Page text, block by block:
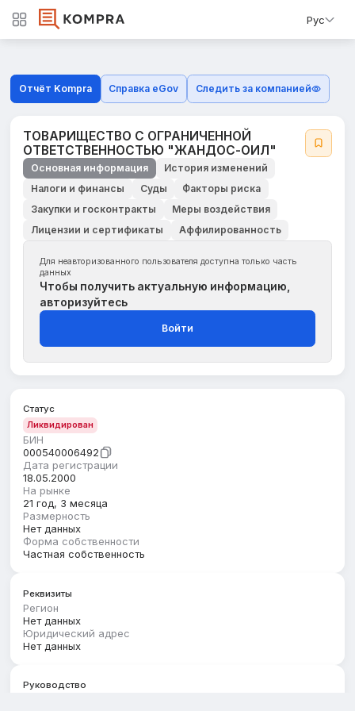
Рус
Отчёт Kompra Справка eGov Следить за компанией
ТОВАРИЩЕСТВО С ОГРАНИЧЕННОЙ
ОТВЕТСТВЕННОСТЬЮ "ЖАНДОС-ОИЛ"
Основная информация
История изменений
Налоги и финансы
Суды
Факторы риска
Закупки и госконтракты
Меры воздействия
Лицензии и сертификаты
Аффилированность
Для неавторизованного пользователя доступна только часть
данных
Чтобы получить актуальную информацию,
авторизуйтесь
Войти
Статус
Ликвидирован
БИН
000540006492
Дата регистрации
18.05.2000
На рынке
21 год, 3 месяца
Размерность
Нет данных
Форма собственности
Частная собственность
Реквизиты
Регион
Нет данных
Юридический адрес
Нет данных
Руководство